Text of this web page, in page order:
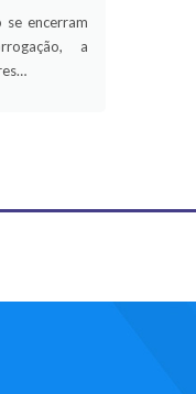
encerram
a